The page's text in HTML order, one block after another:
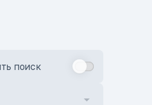
поиск